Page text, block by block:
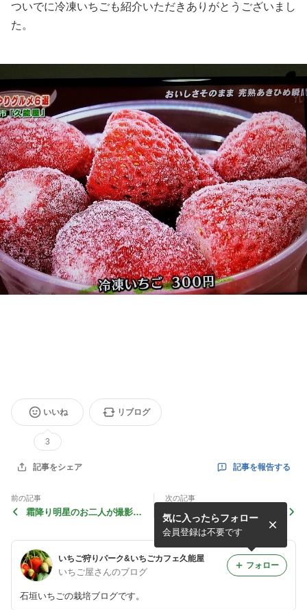
ついでに冷凍いちごも紹介いただきありがとうございまし
た。
いいね
3
リブログ
記事をシェア 記事を報告する
前の記事
霜降り明星のお二人が撮影で
次の記事
はじめしゃちょーさんのYou
Tubeに出てました!
いちご狩りパーク&いちごカフェ久能屋
いちご屋さんのブログ
石垣いちごの栽培ブログです。
気に入ったらフォロー
会員登録は不要です
フォロー